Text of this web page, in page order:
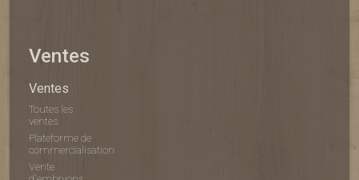
Ventes
Ventes
Toutes les
ventes
Plateforme de
commercialisation
Vente